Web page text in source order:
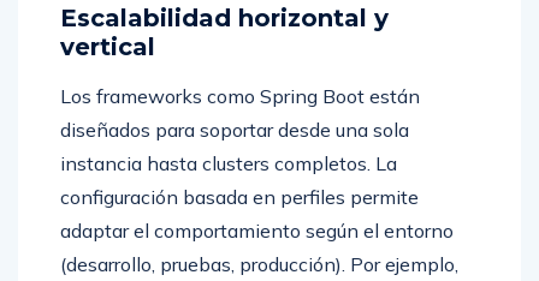
Escalabilidad horizontal y
vertical
Los frameworks como Spring Boot están
diseñados para soportar desde una sola
instancia hasta clusters completos. La
configuración basada en perfiles permite
adaptar el comportamiento según el entorno
(desarrollo, pruebas, producción). Por ejemplo,